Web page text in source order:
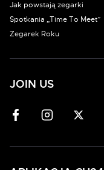
Jak powstają zegarki
Spotkania „Time To Meet”
Zegarek Roku
JOIN US